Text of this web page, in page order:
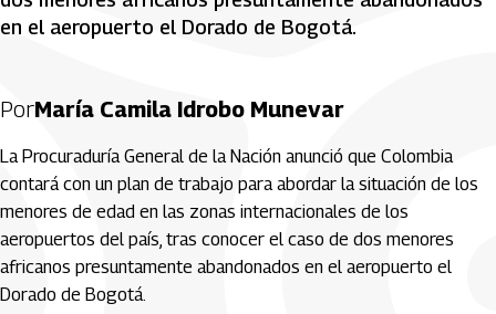
en el aeropuerto el Dorado de Bogotá.
PorMaría Camila Idrobo Munevar
La Procuraduría General de la Nación anunció que Colombia
contará con un plan de trabajo para abordar la situación de los
menores de edad en las zonas internacionales de los
aeropuertos del país, tras conocer el caso de dos menores
africanos presuntamente abandonados en el aeropuerto el
Dorado de Bogotá.